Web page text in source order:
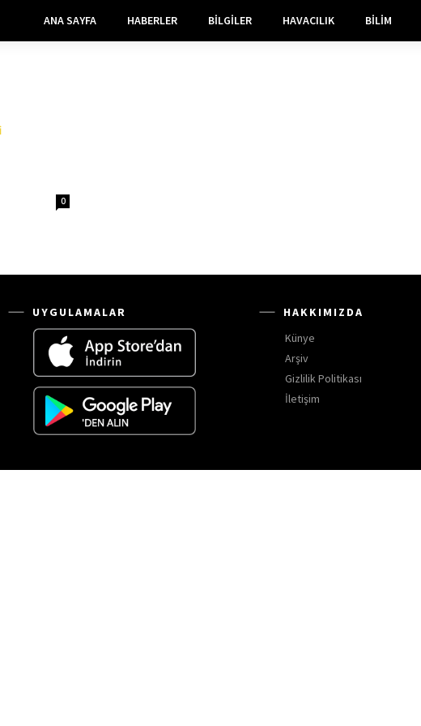
ANA SAYFA HABERLER BILGILER HAVACILIK BILIM
0
UYGULAMALAR
HAKKIMIZDA
Künye
Arşiv
Gizlilik Politikası
İletişim